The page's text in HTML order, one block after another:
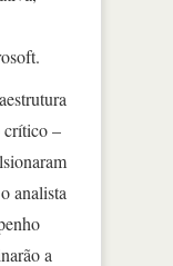
crítico –
analista
a